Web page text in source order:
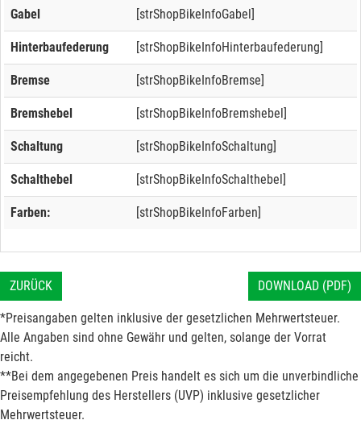
Gabel [strShopBikeInfoGabel]
Hinterbaufederung [strShopBikeInfoHinterbaufederung]
Bremse [strShopBikeInfoBremse]
Bremshebel [strShopBikeInfoBremshebel]
Schaltung [strShopBikeInfoSchaltung]
Schalthebel [strShopBikeInfoSchalthebel]
Farben: [strShopBikeInfoFarben]
ZURÜCK DOWNLOAD (PDF)
*Preisangaben gelten inklusive der gesetzlichen Mehrwertsteuer.
Alle Angaben sind ohne Gewähr und gelten, solange der Vorrat
reicht.
**Bei dem angegebenen Preis handelt es sich um die unverbindliche
Preisempfehlung des Herstellers (UVP) inklusive gesetzlicher
Mehrwertsteuer.